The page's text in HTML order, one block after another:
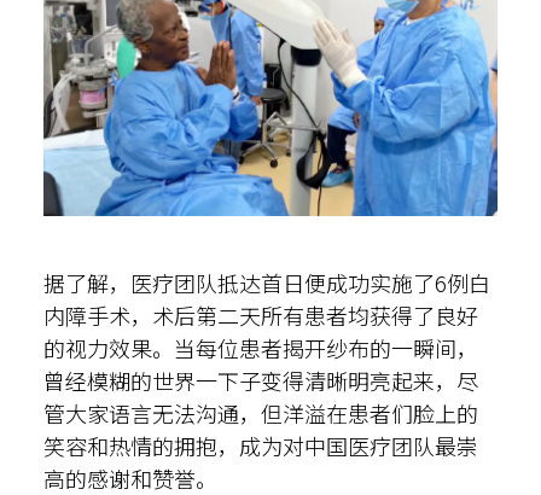
据了解，医疗团队抵达首日便成功实施了6例白
内障手术，术后第二天所有患者均获得了良好
的视力效果。当每位患者揭开纱布的一瞬间，
曾经模糊的世界一下子变得清晰明亮起来，尽
管大家语言无法沟通，但洋溢在患者们脸上的
笑容和热情的拥抱，成为对中国医疗团队最崇
高的感谢和赞誉。